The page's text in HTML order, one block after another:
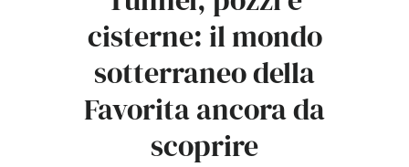
cisterne: il mondo
sotterraneo della
Favorita ancora da
scoprire